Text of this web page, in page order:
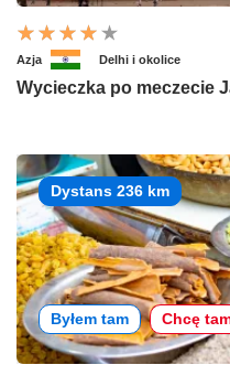
Azja Delhi i okolice
Wycieczka po meczecie
Dystans 236 km
Byłem tam Chcę